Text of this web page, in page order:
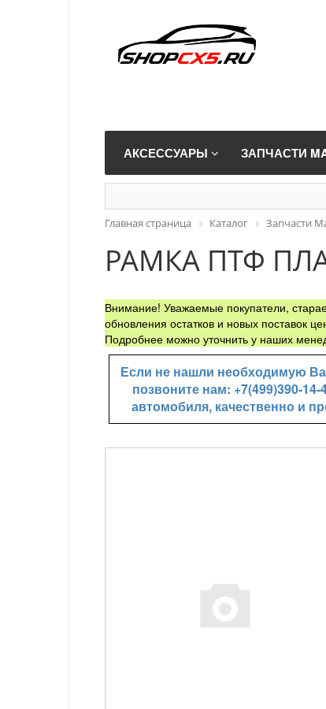
АКСЕССУАРЫ ЗАПЧАСТИ
Главная страница Каталог Запчасти
РАМКА ПТФ
Внимание! Уважаемые покупатели,
обновления остатков и новых поставок
Подробнее можно уточнить у наших
Если не нашли необходимую
позвоните нам: +7(499)390-
автомобиля, качественно и